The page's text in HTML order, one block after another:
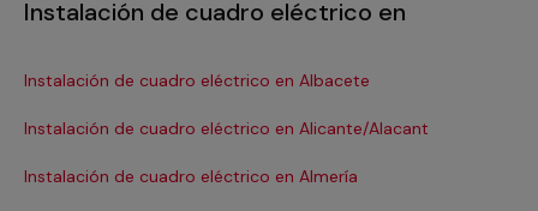
Instalación de cuadro eléctrico en
Instalación de cuadro eléctrico en Albacete
Instalación de cuadro eléctrico en Alicante/Alacant
Instalación de cuadro eléctrico en Almería